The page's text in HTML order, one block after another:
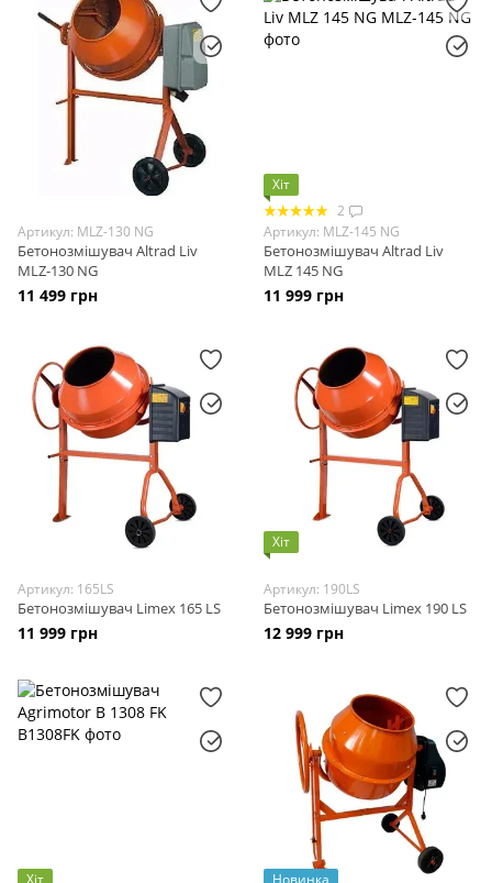
Артикул: MLZ-130 NG
Бетонозмішувач Altrad Liv
MLZ-130 NG
11 499 грн
Хіт
2
Артикул: MLZ-145 NG
Бетонозмішувач Altrad Liv
MLZ 145 NG
11 999 грн
Артикул: 165LS
Бетонозмішувач Limex 165 LS
11 999 грн
Хіт
Артикул: 190LS
Бетонозмішувач Limex 190 LS
12 999 грн
Хіт Новинка